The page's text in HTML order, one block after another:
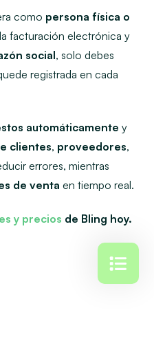
como persona física o
facturación electrónica y
social, solo debes
registrada en cada
automáticamente y
clientes, proveedores,
errores, mientras
de venta en tiempo real.
y precios de Bling hoy.